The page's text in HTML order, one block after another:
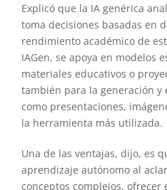
Explicó que la IA genérica
toma decisiones basadas en
rendimiento académico de
IAGen, se apoya en modelos
materiales educativos o
también para la generación y
como presentaciones,
la herramienta más utilizada.
Una de las ventajas, dijo, es
aprendizaje autónomo al
conceptos complejos, ofrecer